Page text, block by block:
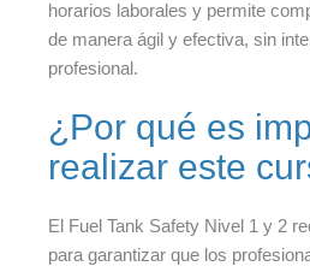
horarios laborales y permite
de manera ágil y efectiva, sin
profesional.
¿Por qué es
realizar este
El Fuel Tank Safety Nivel 1 y 2
para garantizar que los